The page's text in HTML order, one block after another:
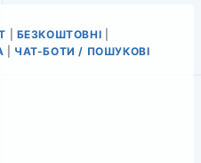
БЕЗКОШТОВНІ
ЧАТ-БОТИ / ПОШУКОВІ